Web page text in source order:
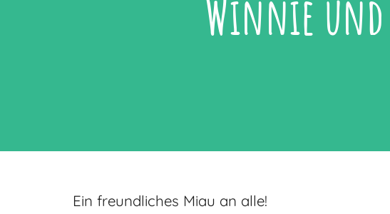
Winnie und
Ein freundliches Miau an alle!